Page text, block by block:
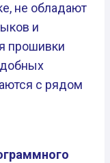
не обладают
и
прошивки
с рядом